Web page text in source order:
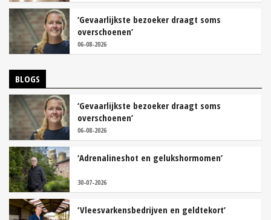
‘Gevaarlijkste bezoeker draagt soms
overschoenen’
06-08-2026
BLOGS
‘Gevaarlijkste bezoeker draagt soms
overschoenen’
06-08-2026
‘Adrenalineshot en gelukshormomen’
30-07-2026
‘Vleesvarkensbedrijven en geldtekort’